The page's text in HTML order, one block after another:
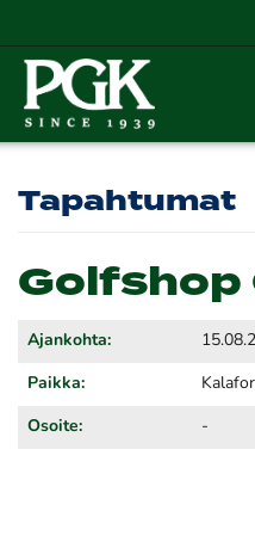
Tapahtumat
Golfshop
Ajankohta:
Paikka:
Osoite: -